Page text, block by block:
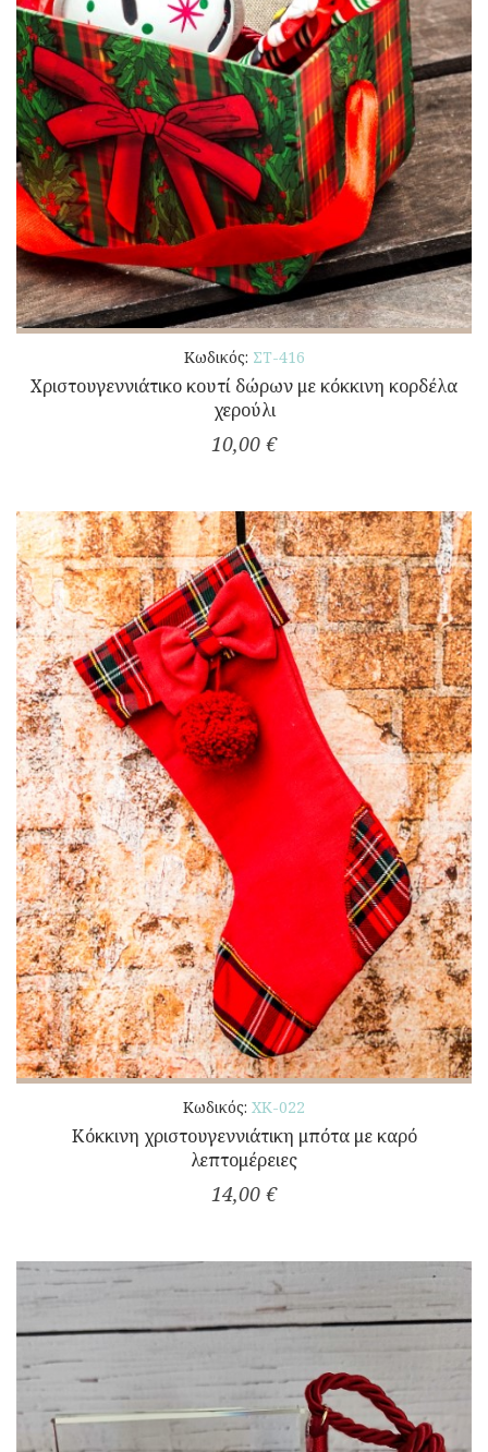
Κωδικός: ΣΤ-416
Χριστουγεννιάτικο κουτί δώρων με κόκκινη κορδέλα
χερούλι
10,00 €
Κωδικός: ΧΚ-022
Κόκκινη χριστουγεννιάτικη μπότα με καρό
λεπτομέρειες
14,00 €